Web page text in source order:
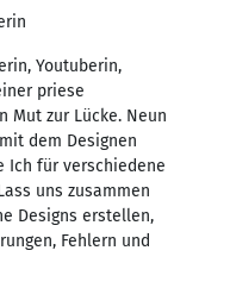
Youtuberin,
priese
Mut zur Lücke. Neun
dem Designen
Ich für verschiedene
uns zusammen
Designs erstellen,
Fehlern und